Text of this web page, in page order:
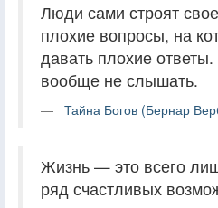
Люди сами строят
плохие вопросы, на
давать плохие
вообще не слышать.
Тайна Богов (Бернар
Жизнь — это всего
ряд счастливых